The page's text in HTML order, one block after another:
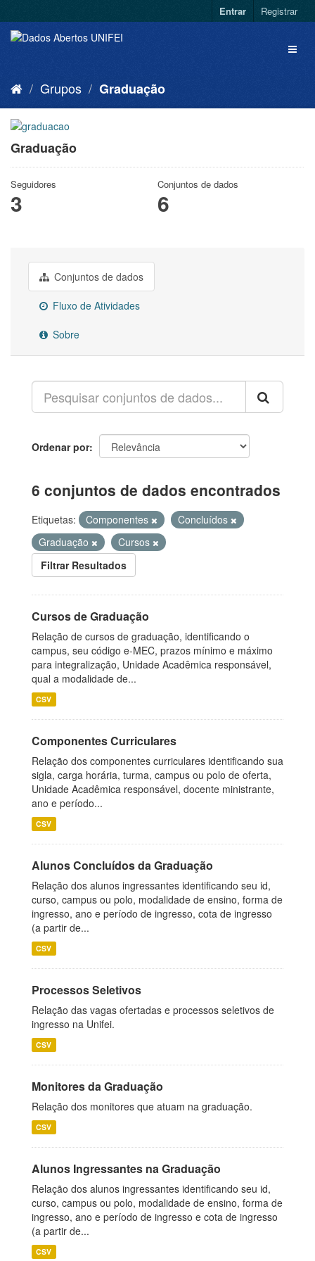
Entrar Registrar
Grupos Graduação
Graduação
Seguidores
3
Conjuntos de dados
6
Conjuntos de dados
Fluxo de Atividades
Sobre
Ordenar por
6 conjuntos de dados encontrados
Etiquetas: Componentes
Concluídos
Graduação
Cursos
Filtrar Resultados
Cursos de Graduação
Relação de cursos de graduação, identificando o
campus, seu código e-MEC, prazos mínimo e máximo
para integralização, Unidade Acadêmica responsável,
qual a modalidade de...
CSV
Componentes Curriculares
Relação dos componentes curriculares identificando sua
sigla, carga horária, turma, campus ou polo de oferta,
Unidade Acadêmica responsável, docente ministrante,
ano e período...
CSV
Alunos Concluídos da Graduação
Relação dos alunos ingressantes identificando seu id,
curso, campus ou polo, modalidade de ensino, forma de
ingresso, ano e período de ingresso, cota de ingresso
(a partir de...
CSV
Processos Seletivos
Relação das vagas ofertadas e processos seletivos de
ingresso na Unifei.
CSV
Monitores da Graduação
Relação dos monitores que atuam na graduação.
CSV
Alunos Ingressantes na Graduação
Relação dos alunos ingressantes identificando seu id,
curso, campus ou polo, modalidade de ensino, forma de
ingresso, ano e período de ingresso e cota de ingresso
(a partir de...
CSV